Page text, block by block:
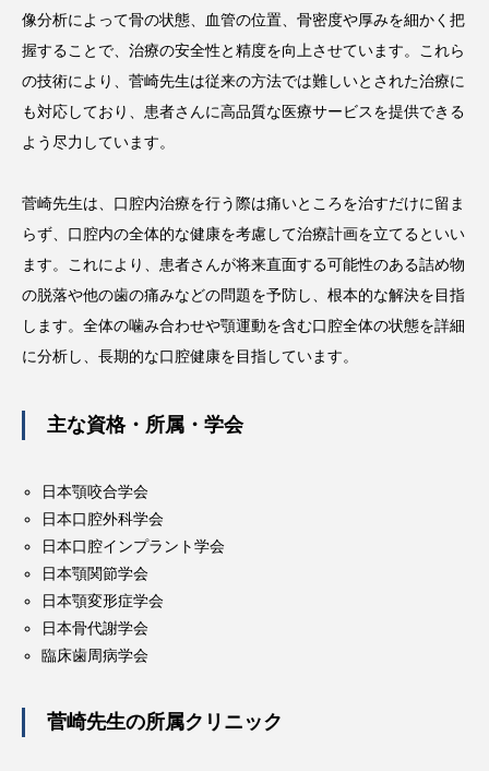
像分析によって骨の状態、血管の位置、骨密度や厚みを細かく把
握することで、治療の安全性と精度を向上させています。これら
の技術により、菅崎先生は従来の方法では難しいとされた治療に
も対応しており、患者さんに高品質な医療サービスを提供できる
よう尽力しています。
菅崎先生は、口腔内治療を行う際は痛いところを治すだけに留ま
らず、口腔内の全体的な健康を考慮して治療計画を立てるといい
ます。これにより、患者さんが将来直面する可能性のある詰め物
の脱落や他の歯の痛みなどの問題を予防し、根本的な解決を目指
します。全体の噛み合わせや顎運動を含む口腔全体の状態を詳細
に分析し、長期的な口腔健康を目指しています。
主な資格・所属・学会
日本顎咬合学会
日本口腔外科学会
日本口腔インプラント学会
日本顎関節学会
日本顎変形症学会
日本骨代謝学会
臨床歯周病学会
菅崎先生の所属クリニック